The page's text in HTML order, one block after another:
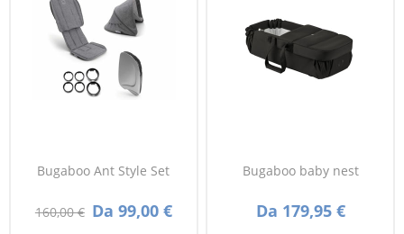
Bugaboo Ant Style Set
160,00 € Da 99,00 €
Bugaboo baby nest
Da 179,95 €